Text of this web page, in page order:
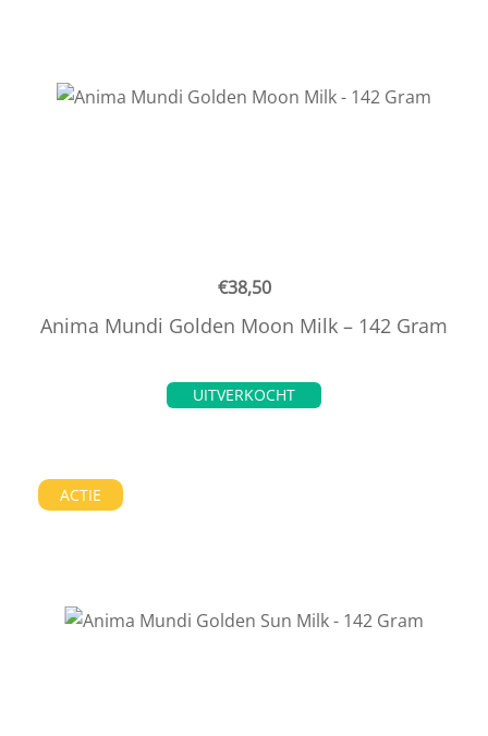
€38,50
Anima Mundi Golden Moon Milk – 142 Gram
UITVERKOCHT
ACTIE